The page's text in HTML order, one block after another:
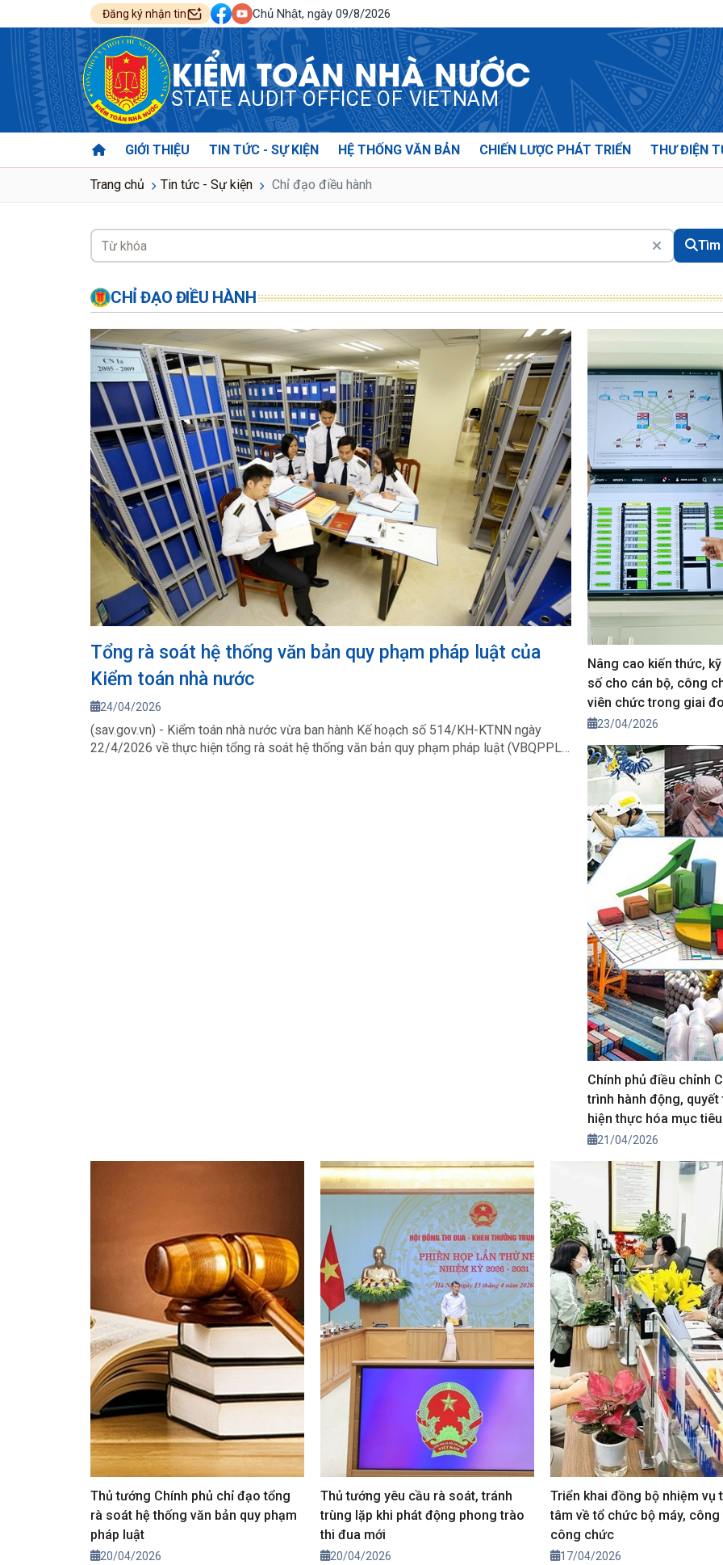
Đăng ký nhận tin Chủ Nhật, ngày 09/8/2026
KIỂM TOÁN NHÀ NƯỚC
STATE AUDIT OFFICE OF VIETNAM
GIỚI THIỆU TIN TỨC - SỰ KIỆN HỆ THỐNG VĂN BẢN CHIẾN LƯỢC PHÁT TRIỂN THƯ ĐIỆN
Trang chủ Tin tức - Sự kiện Chỉ đạo điều hành
CHỈ ĐẠO ĐIỀU HÀNH
Tổng rà soát hệ thống văn bản quy phạm pháp luật của
Kiểm toán nhà nước
24/04/2026
(sav.gov.vn) - Kiểm toán nhà nước vừa ban hành Kế hoạch số 514/KH-KTNN ngày
22/4/2026 về thực hiện tổng rà soát hệ thống văn bản quy phạm pháp luật (VBQPPL)
Nâng cao kiến thức,
số cho cán bộ, công
viên chức trong giai
23/04/2026
Chính phủ điều chỉnh
trình hành động, quyết
hiện thực hóa mục
trưởng kinh tế “2 con
21/04/2026
Thủ tướng Chính phủ chỉ đạo tổng
rà soát hệ thống văn bản quy phạm
pháp luật
20/04/2026
Thủ tướng yêu cầu rà soát, tránh
trùng lặp khi phát động phong trào
thi đua mới
20/04/2026
Triển khai đồng bộ nhiệm vụ
tâm về tổ chức bộ máy, công
công chức
17/04/2026